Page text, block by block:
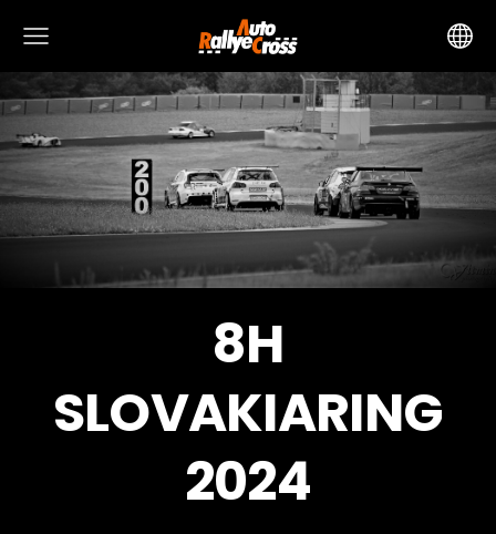
8H
SLOVAKIARING
2024